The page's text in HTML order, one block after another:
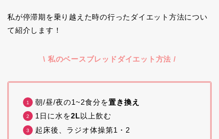
私が停滞期を乗り越えた時の行ったダイエット方法につい
て紹介します！
\ 私のベースブレッドダイエット方法 /
朝/昼/夜の1~2食分を置き換え
1日に水を2L以上飲む
起床後、ラジオ体操第1・2